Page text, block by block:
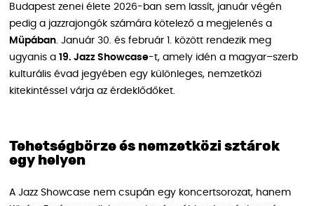
Budapest zenei élete 2026-ban sem lassít, január végén
pedig a jazzrajongók számára kötelező a megjelenés a
Müpában. Január 30. és február 1. között rendezik meg
ugyanis a 19. Jazz Showcase-t, amely idén a magyar–szerb
kulturális évad jegyében egy különleges, nemzetközi
kitekintéssel várja az érdeklődőket.
Tehetségbörze és nemzetközi sztárok
egy helyen
A Jazz Showcase nem csupán egy koncertsorozat, hanem